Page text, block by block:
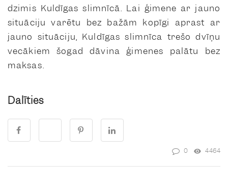
dzimis Kuldīgas slimnīcā. Lai ģimene ar jauno
situāciju varētu bez bažām kopīgi aprast ar
jauno situāciju, Kuldīgas slimnīca trešo dvīņu
vecākiem šogad dāvina ģimenes palātu bez
maksas.
Dalīties
0 4464